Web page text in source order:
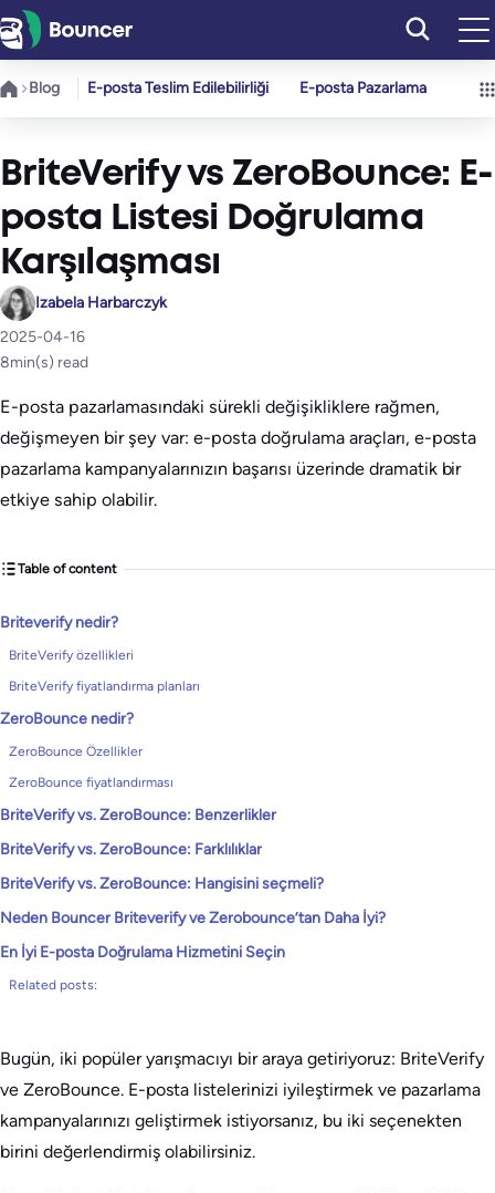
İçeriğe
geç
Blog E-posta Teslim Edilebilirliği E-posta Pazarlama
BriteVerify vs ZeroBounce: E-
posta Listesi Doğrulama
Karşılaşması
Izabela Harbarczyk
2025-04-16
8min(s) read
E-posta pazarlamasındaki sürekli değişikliklere rağmen,
değişmeyen bir şey var: e-posta doğrulama araçları, e-posta
pazarlama kampanyalarınızın başarısı üzerinde dramatik bir
etkiye sahip olabilir.
Table of content
Briteverify nedir?
BriteVerify özellikleri
BriteVerify fiyatlandırma planları
ZeroBounce nedir?
ZeroBounce Özellikler
ZeroBounce fiyatlandırması
BriteVerify vs. ZeroBounce: Benzerlikler
BriteVerify vs. ZeroBounce: Farklılıklar
BriteVerify vs. ZeroBounce: Hangisini seçmeli?
Neden Bouncer Briteverify ve Zerobounce’tan Daha İyi?
En İyi E-posta Doğrulama Hizmetini Seçin
Related posts:
Bugün, iki popüler yarışmacıyı bir araya getiriyoruz: BriteVerify
ve ZeroBounce. E-posta listelerinizi iyileştirmek ve pazarlama
kampanyalarınızı geliştirmek istiyorsanız, bu iki seçenekten
birini değerlendirmiş olabilirsiniz.